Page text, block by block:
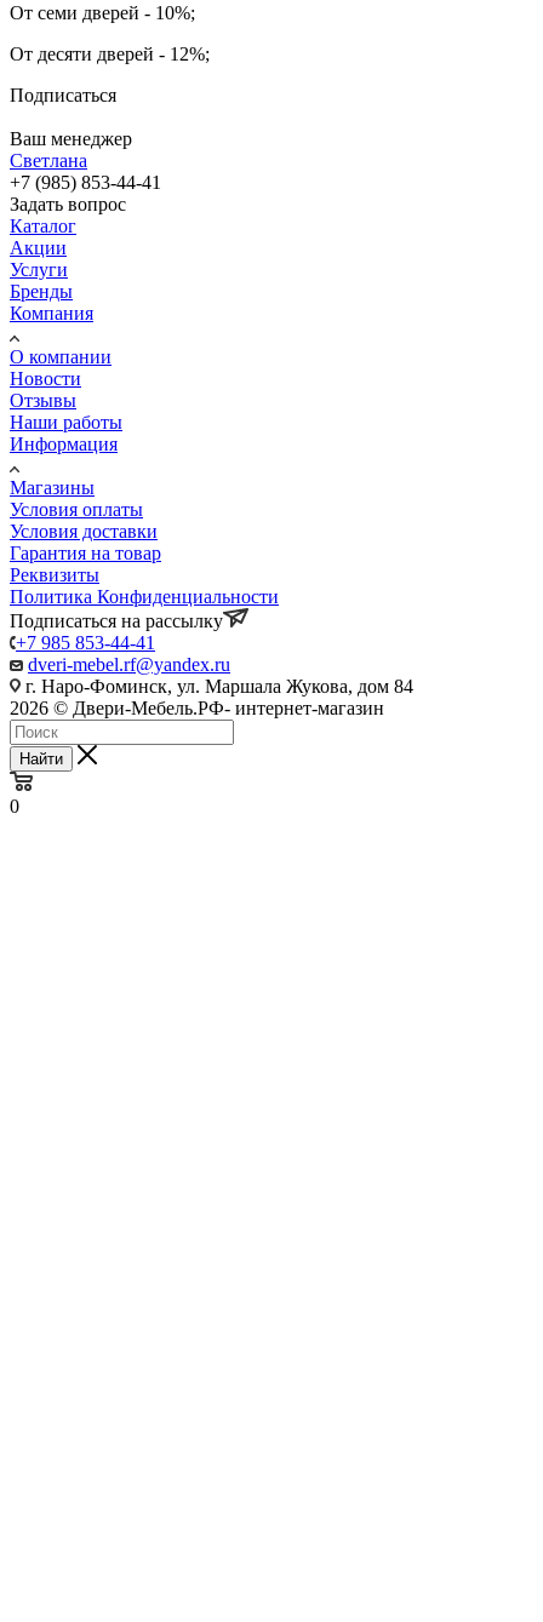
От семи дверей - 10%;
От десяти дверей - 12%;
Подписаться
Ваш менеджер
Светлана
+7 (985) 853-44-41
Задать вопрос
Каталог
Акции
Услуги
Бренды
Компания
О компании
Новости
Отзывы
Наши работы
Информация
Магазины
Условия оплаты
Условия доставки
Гарантия на товар
Реквизиты
Политика Конфиденциальности
Подписаться на рассылку
+7 985 853-44-41
dveri-mebel.rf@yandex.ru
г. Наро-Фоминск, ул. Маршала Жукова, дом 84
2026 © Двери-Мебель.РФ- интернет-магазин
Найти
0